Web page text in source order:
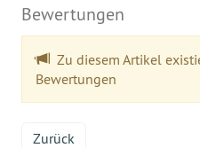
Bewertungen
Zu diesem Artikel
Bewertungen
Zurück